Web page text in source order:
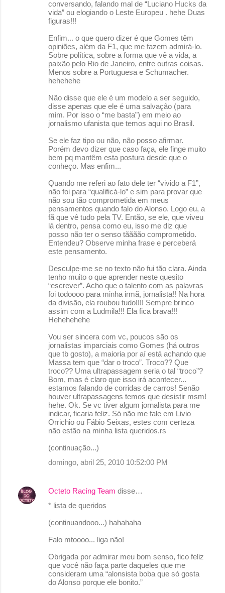
conversando, falando mal de “Luciano Hucks da
vida” ou elogiando o Leste Europeu . hehe Duas
figuras!!!
Enfim... o que quero dizer é que Gomes têm
opiniões, além da F1, que me fazem admirá-lo.
Sobre política, sobre a forma que vê a vida, a
paixão pelo Rio de Janeiro, entre outras coisas.
Menos sobre a Portuguesa e Schumacher.
hehehehe
Não disse que ele é um modelo a ser seguido,
disse apenas que ele é uma salvação (para
mim. Por isso o “me basta”) em meio ao
jornalismo ufanista que temos aqui no Brasil.
Se ele faz tipo ou não, não posso afirmar.
Porém devo dizer que caso faça, ele finge muito
bem pq mantêm esta postura desde que o
conheço. Mas enfim...
Quando me referi ao fato dele ter “vivido a F1”,
não foi para “qualificá-lo” e sim para provar que
não sou tão comprometida em meus
pensamentos quando falo do Alonso. Logo eu, a
fã que vê tudo pela TV. Então, se ele, que viveu
lá dentro, pensa como eu, isso me diz que
posso não ter o senso tãããão comprometido.
Entendeu? Observe minha frase e perceberá
este pensamento.
Desculpe-me se no texto não fui tão clara. Ainda
tenho muito o que aprender neste quesito
“escrever”. Acho que o talento com as palavras
foi todoooo para minha irmã, jornalista!! Na hora
da divisão, ela roubou tudo!!!! Sempre brinco
assim com a Ludmila!!! Ela fica brava!!!
Hehehehehe
Vou ser sincera com vc, poucos são os
jornalistas imparciais como Gomes (há outros
que tb gosto), a maioria por aí está achando que
Massa tem que “dar o troco”. Troco?? Que
troco?? Uma ultrapassagem seria o tal “troco”?
Bom, mas é claro que isso irá acontecer...
estamos falando de corridas de carros! Senão
houver ultrapassagens temos que desistir msm!
hehe. Ok. Se vc tiver algum jornalista para me
indicar, ficaria feliz. Só não me fale em Livio
Orrichio ou Fábio Seixas, estes com certeza
não estão na minha lista queridos.rs
(continuação...)
domingo, abril 25, 2010 10:52:00 PM
Octeto Racing Team disse…
* lista de queridos
(continuandooo...) hahahaha
Falo mtoooo... liga não!
Obrigada por admirar meu bom senso, fico feliz
que você não faça parte daqueles que me
consideram uma “alonsista boba que só gosta
do Alonso porque ele bonito.”